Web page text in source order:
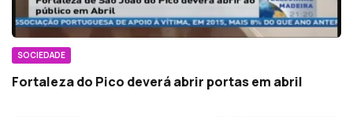
SOCIEDADE
Fortaleza do Pico deverá abrir portas em abril